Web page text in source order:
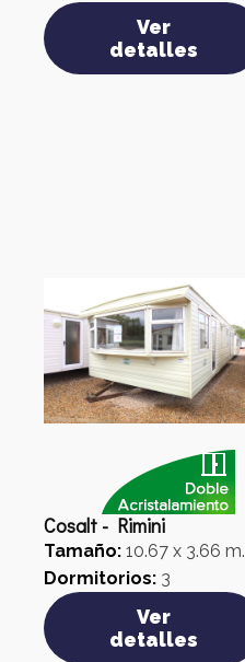
Ver
detalles
Cosalt - Rimini
Tamaño: 10.67 x 3.66 m.
Dormitorios: 3
Ver
detalles